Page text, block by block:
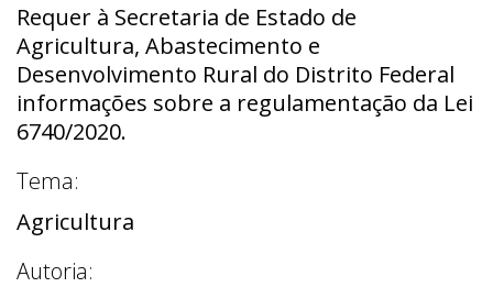
Requer à Secretaria de Estado de
Agricultura, Abastecimento e
Desenvolvimento Rural do Distrito Federal
informações sobre a regulamentação da Lei
6740/2020.
Tema:
Agricultura
Autoria: